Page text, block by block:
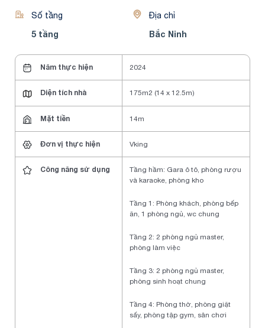
Số tầng
5 tầng
Địa chỉ
Bắc Ninh
Năm thực hiện 2024
Diện tích nhà 175m2 (14 x 12.5m)
Mặt tiền 14m
Đơn vị thực hiện Vking
Công năng sử dụng
Tầng hầm: Gara ô tô, phòng rượu
và karaoke, phòng kho
Tầng 1: Phòng khách, phòng bếp
ăn, 1 phòng ngủ, wc chung
Tầng 2: 2 phòng ngủ master,
phòng làm việc
Tầng 3: 2 phòng ngủ master,
phòng sinh hoạt chung
Tầng 4: Phòng thờ, phòng giặt
sấy, phòng tập gym, sân chơi